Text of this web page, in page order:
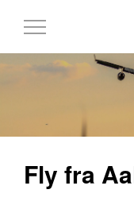
Toggle
Fly fra